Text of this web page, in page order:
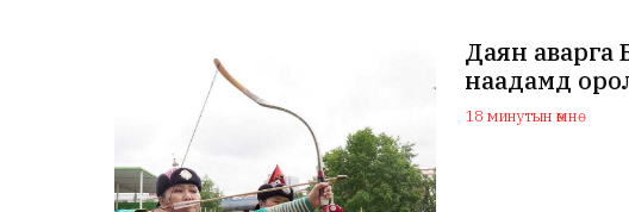
Даян аварга
наадамд
18 минутын өмнө